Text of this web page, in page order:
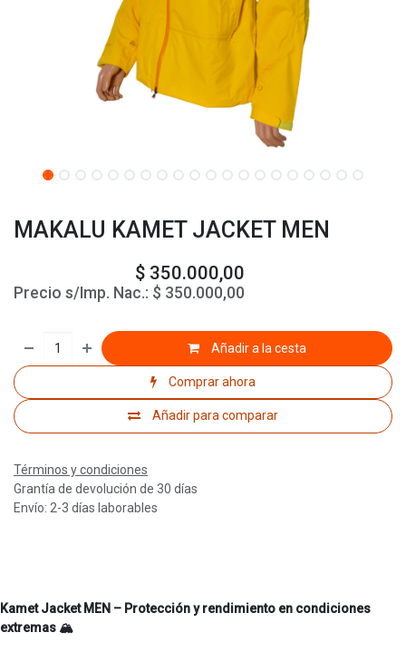
MAKALU KAMET JACKET MEN
$ 350.000,00
Precio s/Imp. Nac.: $ 350.000,00
Añadir a la cesta
Comprar ahora
Añadir para comparar
Términos y condiciones
Grantía de devolución de 30 días
Envío: 2-3 días laborables
Kamet Jacket MEN – Protección y rendimiento en condiciones
extremas 🏔️